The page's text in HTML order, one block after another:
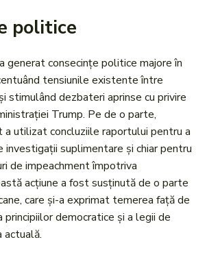
politice
generat consecințe politice majore în
tensiunile existente între
stimulând dezbateri aprinse cu privire
Trump. Pe de o parte,
a utilizat concluziile raportului pentru a
investigații suplimentare și chiar pentru
de impeachment împotriva
acțiune a fost susținută de o parte
care și-a exprimat temerea față de
principiilor democratice și a legii de
actuală.